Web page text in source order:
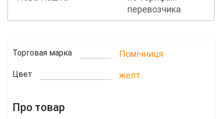
перевозчика
Торговая марка Помічниця
Цвет желт.
Про товар